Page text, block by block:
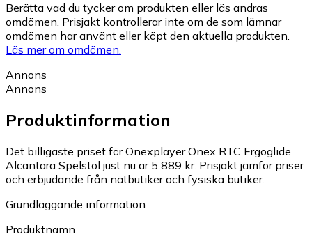
Berätta vad du tycker om produkten eller läs andras
omdömen. Prisjakt kontrollerar inte om de som lämnar
omdömen har använt eller köpt den aktuella produkten.
Läs mer om omdömen.
Annons
Annons
Produktinformation
Det billigaste priset för Onexplayer Onex RTC Ergoglide
Alcantara Spelstol just nu är 5 889 kr. Prisjakt jämför priser
och erbjudande från nätbutiker och fysiska butiker.
Grundläggande information
Produktnamn